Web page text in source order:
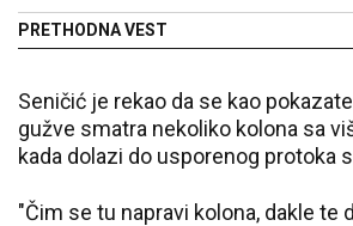
PRETHODNA VEST
Seničić je rekao da se kao
gužve smatra nekoliko kolona sa
kada dolazi do usporenog protoka
"Čim se tu napravi kolona, dakle te